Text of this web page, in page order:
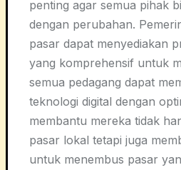
penting agar semua pihak
dengan perubahan.
pasar dapat menyediakan
yang komprehensif untuk
semua pedagang dapat
teknologi digital dengan
membantu mereka tidak
pasar lokal tetapi juga
untuk menembus pasar